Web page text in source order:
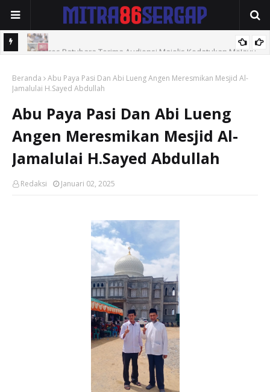
Kapolres Batubara Terima Audiensi Majelis Kedatukan Melayu
Hatta
Beranda
Abu Paya Pasi Dan Abi Lueng Angen Meresmikan Mesjid Al-
Jamalulai H.Sayed Abdullah
Abu Paya Pasi Dan Abi Lueng
Angen Meresmikan Mesjid Al-
Jamalulai H.Sayed Abdullah
Redaksi Januari 02, 2025